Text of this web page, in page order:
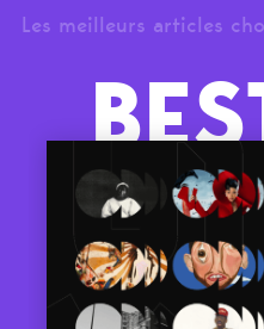
Les meilleurs articles